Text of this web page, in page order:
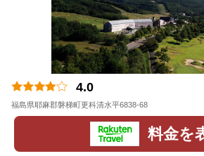
4.0
福島県耶麻郡磐梯町更科清水平6838-68
料金を